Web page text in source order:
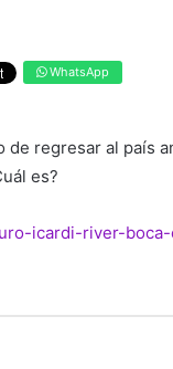
WhatsApp
de regresar al país
es?
icardi-river-boca-